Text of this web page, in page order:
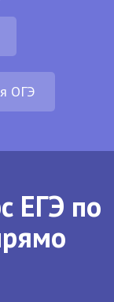
ОГЭ
ЕГЭ по